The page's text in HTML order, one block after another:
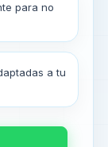
para no
a tu